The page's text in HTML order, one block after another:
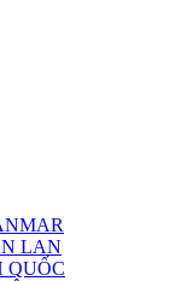
LAN
QUỐC